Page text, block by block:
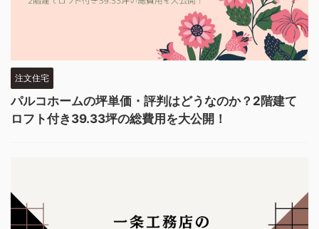
注文住宅
パルコホームの坪単価・評判はどうなのか？2階建て
ロフト付き39.33坪の総費用を大公開！